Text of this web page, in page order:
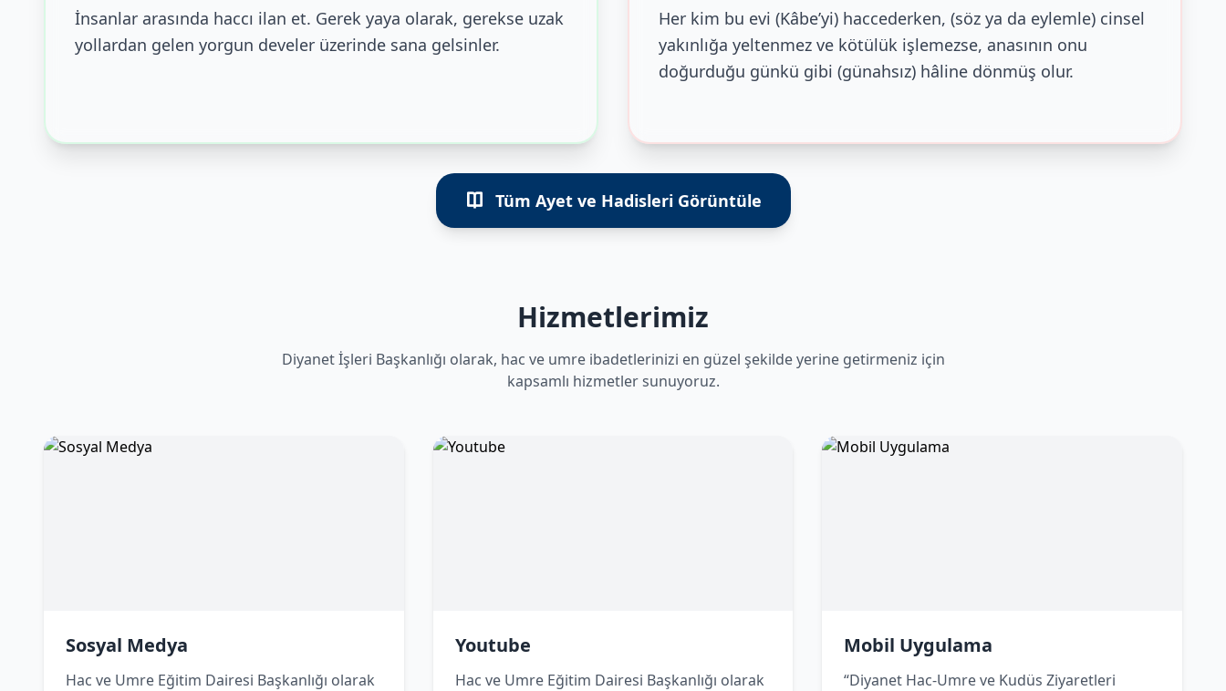
İnsanlar arasında haccı ilan et. Gerek yaya olarak, gerekse uzak
yollardan gelen yorgun develer üzerinde sana gelsinler.
Her kim bu evi (Kâbe’yi) haccederken, (söz ya da eylemle) cinsel
yakınlığa yeltenmez ve kötülük işlemezse, anasının onu
doğurduğu günkü gibi (günahsız) hâline dönmüş olur.
Tüm Ayet ve Hadisleri Görüntüle
Hizmetlerimiz
Diyanet İşleri Başkanlığı olarak, hac ve umre ibadetlerinizi en güzel şekilde yerine getirmeniz için
kapsamlı hizmetler sunuyoruz.
Sosyal Medya
Hac ve Umre Eğitim Dairesi Başkanlığı olarak
Youtube
Hac ve Umre Eğitim Dairesi Başkanlığı olarak
Mobil Uygulama
“Diyanet Hac-Umre ve Kudüs Ziyaretleri